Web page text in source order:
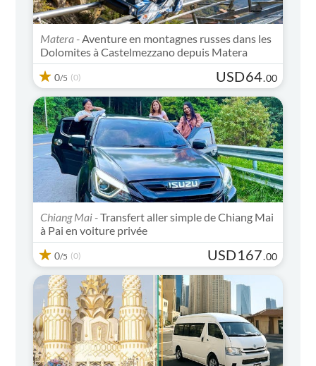
Matera - Aventure en montagnes russes dans les
Dolomites à Castelmezzano depuis Matera
0/5 (0) USD64.00
Chiang Mai -Transfert aller simple de Chiang Mai
à Pai en voiture privée
0/5 (0) USD167.00